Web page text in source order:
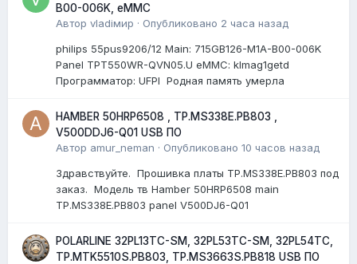
B00-006K, eMMC
Автор vladiмир · Опубликовано 2 часа назад
philips 55pus9206/12 Мain: 715GB126-M1A-B00-006K
Panel TPT550WR-QVN05.U eMMC: klmag1getd
Программатор: UFPI Родная память умерла
HAMBER 50HRP6508 , TP.MS338E.PB803 ,
V500DDJ6-Q01 USB ПО
Автор amur_neman · Опубликовано 10 часов назад
Здравствуйте. Прошивка платы TP.MS338E.PB803 под
заказ. Модель тв Hamber 50HRP6508 main
TP.MS338E.PB803 panel V500DJ6-Q01
POLARLINE 32PL13TC-SM, 32PL53TC-SM, 32PL54TC,
TP.MTK5510S.PB803, TP.MS3663S.PB818 USB ПО